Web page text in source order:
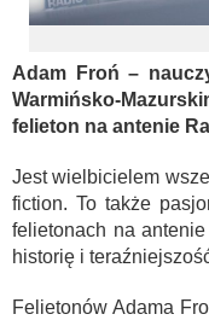
Adam Froń –
Warmińsko-
felieton na antenie
Jest wielbicielem
fiction. To także
felietonach na
historię i
Felietonów Adama